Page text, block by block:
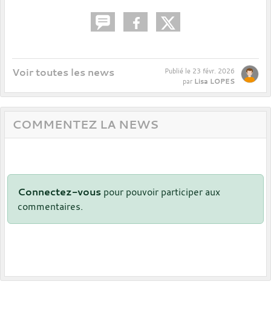
Voir toutes les news Publié le 23 févr. 2026
par Lisa LOPES
COMMENTEZ LA NEWS
Connectez-vous pour pouvoir participer aux
commentaires.